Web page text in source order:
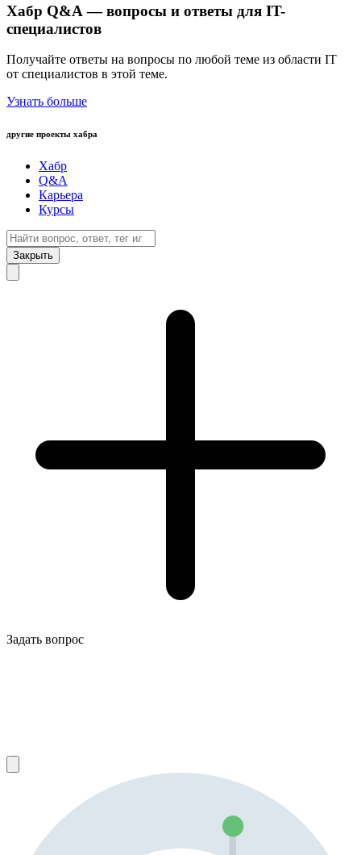
Хабр Q&A — вопросы и ответы для IT-
специалистов
Получайте ответы на вопросы по любой теме из области IT
от специалистов в этой теме.
Узнать больше
другие проекты хабра
Хабр
Q&A
Карьера
Курсы
Закрыть
Задать вопрос